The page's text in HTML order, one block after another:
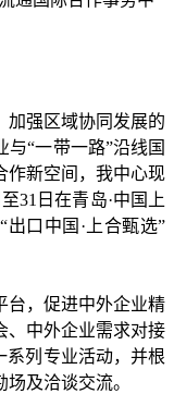
加强区域协同发展的
“一带一路”沿线国
作新空间，我中心现
31日在青岛·中国上
口中国·上合甄选”
台，促进中外企业精
、中外企业需求对接
系列专业活动，并根
及洽谈交流。